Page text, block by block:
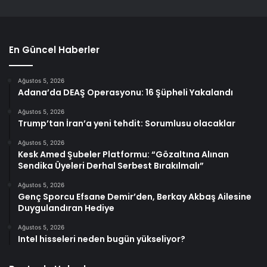
En Güncel Haberler
Ağustos 5, 2026
Adana’da DEAŞ Operasyonu: 16 Şüpheli Yakalandı
Ağustos 5, 2026
Trump’tan İran’a yeni tehdit: Sorumlusu olacaklar
Ağustos 5, 2026
Kesk Amed Şubeler Platformu: “Gözaltına Alınan
Sendika Üyeleri Derhal Serbest Bırakılmalı”
Ağustos 5, 2026
Genç Sporcu Efsane Demir’den, Berkay Akbaş Ailesine
Duygulandıran Hediye
Ağustos 5, 2026
Intel hisseleri neden bugün yükseliyor?